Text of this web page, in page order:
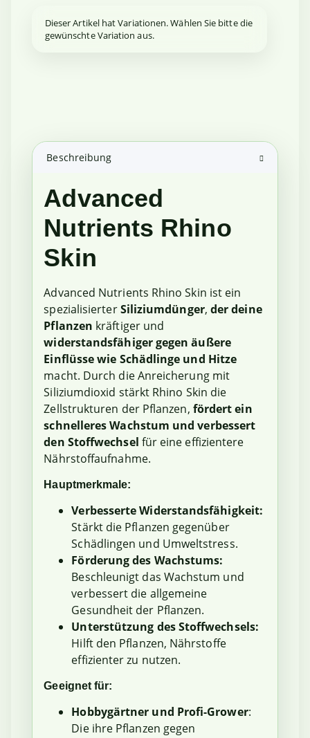
x
Dieser Artikel hat Variationen. Wählen Sie bitte die
gewünschte Variation aus.
Beschreibung
Advanced
Nutrients Rhino
Skin
Advanced Nutrients Rhino Skin ist ein
spezialisierterSiliziumdünger, der deine
Pflanzen kräftiger und
widerstandsfähiger gegen äußere
Einflüsse wie Schädlinge und Hitze
macht. Durch die Anreicherung mit
Siliziumdioxid stärkt Rhino Skin die
Zellstrukturen der Pflanzen, fördert ein
schnelleres Wachstum und verbessert
den Stoffwechsel für eine effizientere
Nährstoffaufnahme.
Hauptmerkmale:
Verbesserte Widerstandsfähigkeit:
Stärkt die Pflanzen gegenüber
Schädlingen und Umweltstress.
Förderung des Wachstums:
Beschleunigt das Wachstum und
verbessert die allgemeine
Gesundheit der Pflanzen.
Unterstützung des Stoffwechsels:
Hilft den Pflanzen, Nährstoffe
effizienter zu nutzen.
Geeignet für:
Hobbygärtner und Profi-Grower:
Die ihre Pflanzen gegen